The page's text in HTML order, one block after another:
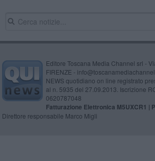
Editore Toscana Media Channel srl -
FIRENZE -
NEWS quotidiano on line registrato
al n. 5935 del 27.09.2013. Iscrizione
0620787048
Fatturazione Elettronica M5UXCR1 |
Direttore responsabile Marco Migli